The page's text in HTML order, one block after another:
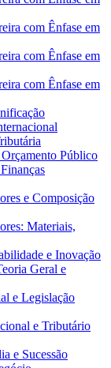
com Ênfase em
com Ênfase em
com Ênfase em
Público
e Composição
Materiais,
e Inovação
Geral e
e Legislação
e Tributário
e Sucessão